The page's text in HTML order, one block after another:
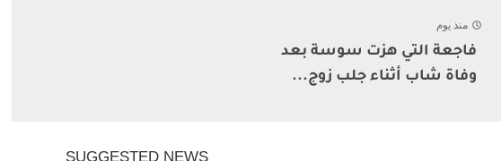
منذ يوم
فاجعة التي هزت سوسة بعد
وفاة شاب أثناء جلب زوج...